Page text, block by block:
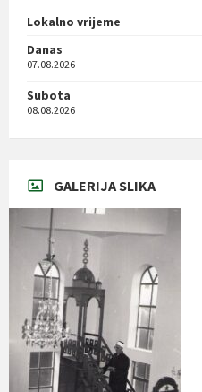
Lokalno vrijeme
Danas
07.08.2026
Subota
08.08.2026
GALERIJA SLIKA